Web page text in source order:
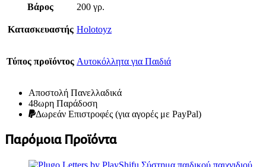
Βάρος 200 γρ.
Κατασκευαστής Holotoyz
Τύπος προϊόντος Αυτοκόλλητα για Παιδιά
Αποστολή Πανελλαδικά
48ωρη Παράδοση
Δωρεάν Eπιστροφές (για αγορές με PayPal)
Παρόμοια Προϊόντα